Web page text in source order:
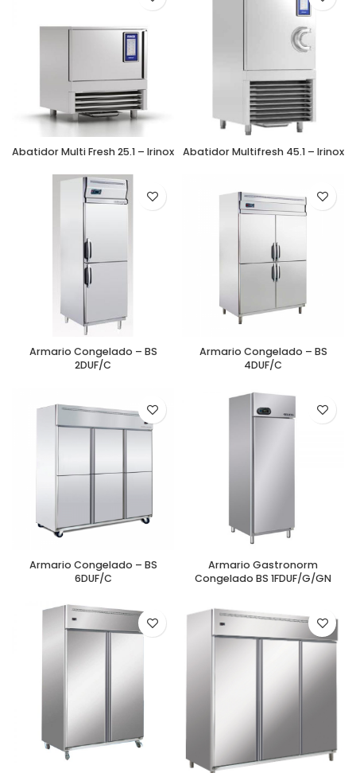
Abatidor Multi Fresh 25.1 – Irinox Abatidor Multifresh 45.1 – Irinox
Armario Congelado – BS
2DUF/C
Armario Congelado – BS
4DUF/C
Armario Congelado – BS
6DUF/C
Armario Gastronorm
Congelado BS 1FDUF/G/GN